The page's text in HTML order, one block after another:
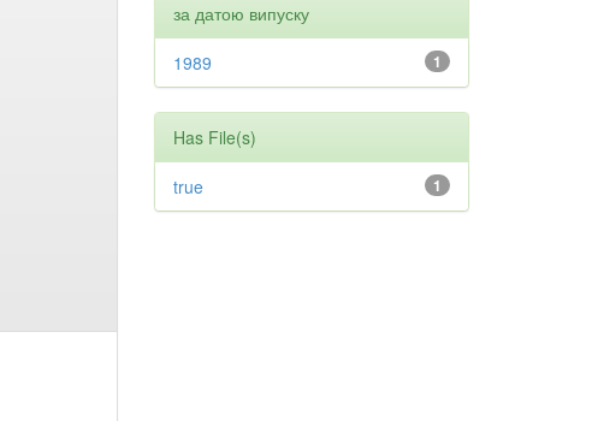
за датою випуску
1
1989
Has File(s)
1
true